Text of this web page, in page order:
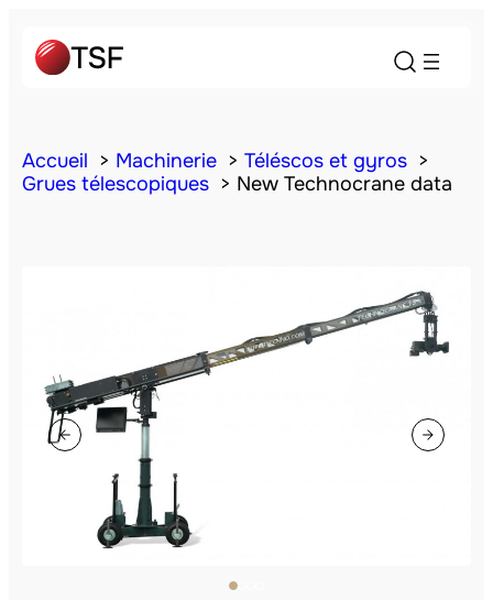
Accueil Machinerie
Téléscos et gyros
Grues télescopiques
New Technocrane data